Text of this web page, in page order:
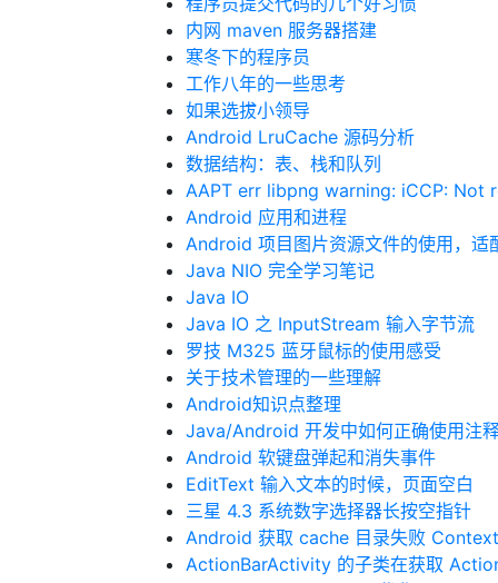
内网 maven 服务器搭建
寒冬下的程序员
工作八年的一些思考
如果选拔小领导
Android LruCache 源码分析
数据结构：表、栈和队列
AAPT err libpng warning: iCCP: Not
Android 应用和进程
Android 项目图片资源文件的使用，适
Java NIO 完全学习笔记
Java IO
Java IO 之 InputStream 输入字节流
罗技 M325 蓝牙鼠标的使用感受
关于技术管理的一些理解
Android知识点整理
Java/Android 开发中如何正确使用注
Android 软键盘弹起和消失事件
EditText 输入文本的时候，页面空白
三星 4.3 系统数字选择器长按空指针
Android 获取 cache 目录失败
ActionBarActivity 的子类在获取